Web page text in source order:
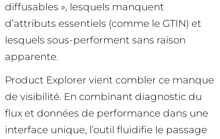
diffusables », lesquels manquent
d’attributs essentiels (comme le GTIN) et
lesquels sous-performent sans raison
apparente.
Product Explorer vient combler ce manque
de visibilité. En combinant diagnostic du
flux et données de performance dans une
interface unique, l’outil fluidifie le passage